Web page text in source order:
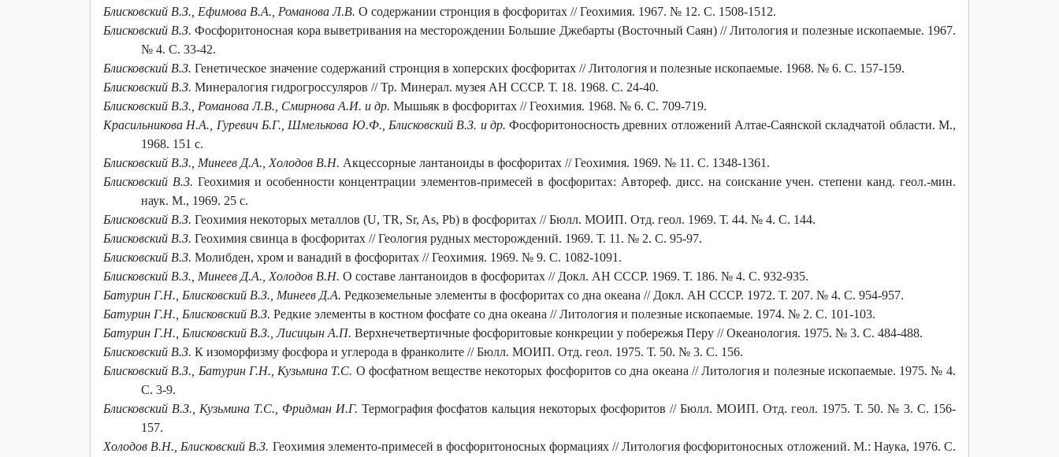
Блисковский В.З., Ефимова В.А., Романова Л.В. О содержании стронция в фосфоритах // Геохимия. 1967. № 12. С. 1508-1512.
Блисковский В.З.Фосфоритоносная кора выветривания на месторождении Большие Джебарты (Восточный Саян) // Литология и полезные ископаемые. 1967.
№ 4. С. 33-42.
Блисковский В.З. Генетическое значение содержаний стронция в хоперских фосфоритах // Литология и полезные ископаемые. 1968. № 6. С. 157-159.
Блисковский В.З. Минералогия гидрогроссуляров // Тр. Минерал. музея АН СССР. Т. 18. 1968. С. 24-40.
Блисковский В.З., Романова Л.В., Смирнова А.И. и др. Мышьяк в фосфоритах // Геохимия. 1968. № 6. С. 709-719.
Красильникова Н.А., Гуревич Б.Г., Шмелькова Ю.Ф., Блисковский В.З. и др. Фосфоритоносность древних отложений Алтае-Саянской складчатой области. М.,
1968. 151 с.
Блисковский В.З., Минеев Д.А., Холодов В.Н. Акцессорные лантаноиды в фосфоритах // Геохимия. 1969. № 11. С. 1348-1361.
Блисковский В.З. Геохимия и особенности концентрации элементов-примесей в фосфоритах: Автореф. дисс. на соискание учен. степени канд. геол.-мин.
наук. М., 1969. 25 с.
Блисковский В.З. Геохимия некоторых металлов (U, TR, Sr, As, Pb) в фосфоритах // Бюлл. МОИП. Отд. геол. 1969. Т. 44. № 4. С. 144.
Блисковский В.З. Геохимия свинца в фосфоритах // Геология рудных месторождений. 1969. Т. 11. № 2. С. 95-97.
Блисковский В.З. Молибден, хром и ванадий в фосфоритах // Геохимия. 1969. № 9. С. 1082-1091.
Блисковский В.З., Минеев Д.А., Холодов В.Н. О составе лантаноидов в фосфоритах // Докл. АН СССР. 1969. Т. 186. № 4. С. 932-935.
Батурин Г.Н., Блисковский В.З., Минеев Д.А. Редкоземельные элементы в фосфоритах со дна океана // Докл. АН СССР. 1972. Т. 207. № 4. С. 954-957.
Батурин Г.Н., Блисковский В.З. Редкие элементы в костном фосфате со дна океана // Литология и полезные ископаемые. 1974. № 2. С. 101-103.
Батурин Г.Н., Блисковский В.З., Лисицын А.П. Верхнечетвертичные фосфоритовые конкреции у побережья Перу // Океанология. 1975. № 3. С. 484-488.
Блисковский В.З. К изоморфизму фосфора и углерода в франколите // Бюлл. МОИП. Отд. геол. 1975. Т. 50. № 3. С. 156.
Блисковский В.З., Батурин Г.Н., Кузьмина Т.С. О фосфатном веществе некоторых фосфоритов со дна океана // Литология и полезные ископаемые. 1975. № 4.
С. 3-9.
Блисковский В.З., Кузьмина Т.С., Фридман И.Г. Термография фосфатов кальция некоторых фосфоритов // Бюлл. МОИП. Отд. геол. 1975. Т. 50. № 3. С. 156-
157.
Холодов В.Н., Блисковский В.З. Геохимия элементо-примесей в фосфоритоносных формациях // Литология фосфоритоносных отложений. М.: Наука, 1976. С.